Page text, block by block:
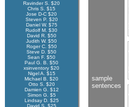
Ravinder S. $20
Chris S. $15
Jose D-C $20
Steven P. $20
Daniel W. $75
Rudolf M. $30
David R. $50
Judith W. $50
Roger C. $50
Steve D. $50
Sean F. $50
Paul G. B. $50
xsinventory $20
Nigel A. $15
Michael B. $20
Otto S. $20
Damien G. $12
Simon G. $5
Lindsay D. $25
David S. $25
sample
sentences